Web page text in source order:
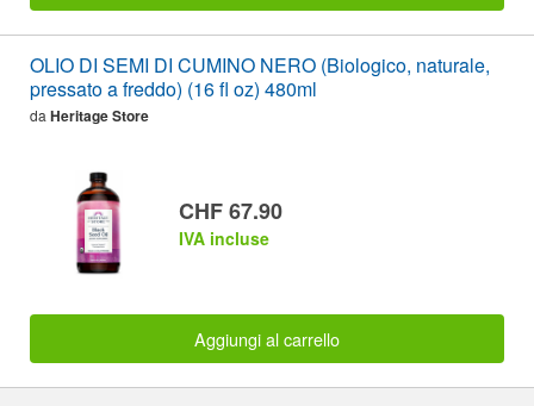
OLIO DI SEMI DI CUMINO NERO (Biologico, naturale,
pressato a freddo) (16 fl oz) 480ml
da Heritage Store
CHF 67.90
IVA incluse
Aggiungi al carrello